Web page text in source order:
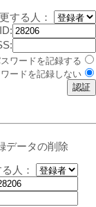
する人：
ID:
ワードを記録する
ードを記録しない
データの削除
人：